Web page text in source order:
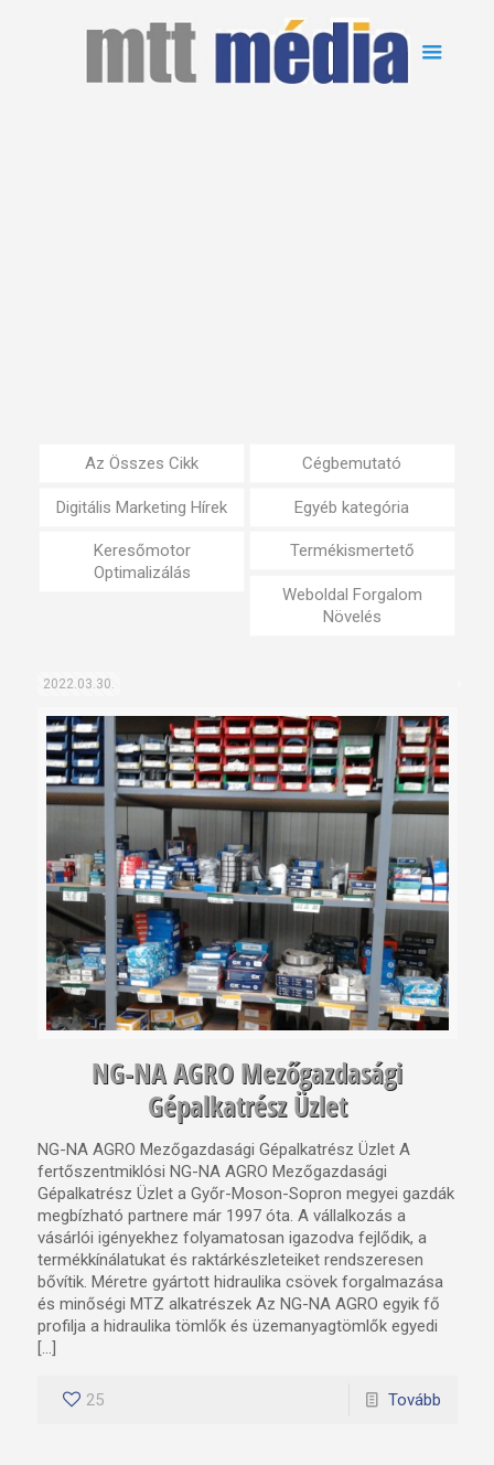
Az Összes Cikk Cégbemutató
Digitális Marketing Hírek Egyéb kategória
Keresőmotor
Optimalizálás
Termékismertető
Weboldal Forgalom
Növelés
2022.03.30.
NG-NA AGRO Mezőgazdasági
Gépalkatrész Üzlet
NG-NA AGRO Mezőgazdasági Gépalkatrész Üzlet A
fertőszentmiklósi NG-NA AGRO Mezőgazdasági
Gépalkatrész Üzlet a Győr-Moson-Sopron megyei gazdák
megbízható partnere már 1997 óta. A vállalkozás a
vásárlói igényekhez folyamatosan igazodva fejlődik, a
termékkínálatukat és raktárkészleteiket rendszeresen
bővítik. Méretre gyártott hidraulika csövek forgalmazása
és minőségi MTZ alkatrészek Az NG-NA AGRO egyik fő
profilja a hidraulika tömlők és üzemanyagtömlők egyedi
[…]
25 Tovább